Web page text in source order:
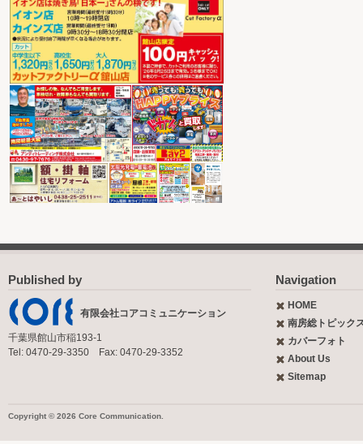
Published by
有限会社コアコミュニケーション
千葉県館山市稲193-1
Tel: 0470-29-3350 Fax: 0470-29-3352
Navigation
HOME
南房総トピック
カバーフォト
About Us
Sitemap
Copyright © 2026 Core Communication.